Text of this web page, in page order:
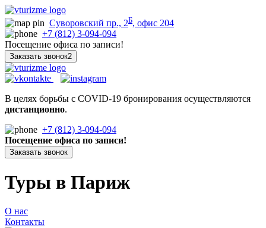
Суворовский пр., 2Б, офис 204
+7 (812) 3-094-094
Посещение офиса по записи!
Заказать звонок2
В целях борьбы с COVID-19 бронирования осуществляются
дистанционно.
+7 (812) 3-094-094
Посещение офиса по записи!
Заказать звонок
Туры в Париж
О нас
Контакты